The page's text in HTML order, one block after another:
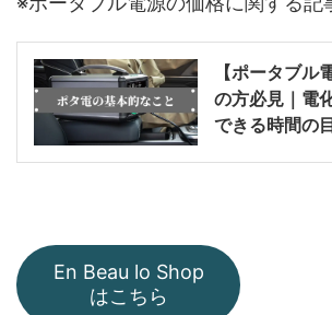
【ポータブル
の方必見｜電
できる時間の
En Beau lo Shop
はこちら